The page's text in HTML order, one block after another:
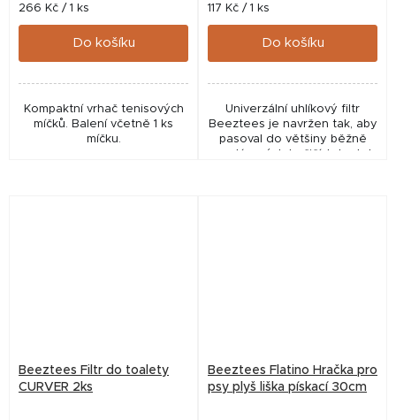
Měrná
cena:
266 Kč / 1 ks
Do košíku
Kompaktní vrhač tenisových
míčků. Balení včetně 1 ks
míčku.
Měrná
cena:
117 Kč / 1 ks
Do košíku
Univerzální uhlíkový filtr
Beeztees je navržen tak, aby
pasoval do většiny běžně
prodávaných kočičích toalet.
Beeztees Filtr do toalety
CURVER 2ks
Beeztees Flatino Hračka pro
psy plyš liška pískací 30cm